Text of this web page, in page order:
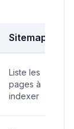
Sitemap.xml
Liste les
pages à
indexer